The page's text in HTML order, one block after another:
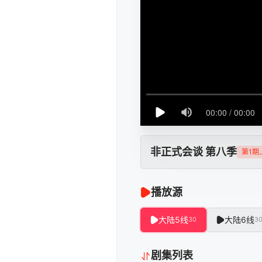
非正式会谈 第八季 第1期
播放源
大陆5线30 大陆6线30
剧集列表